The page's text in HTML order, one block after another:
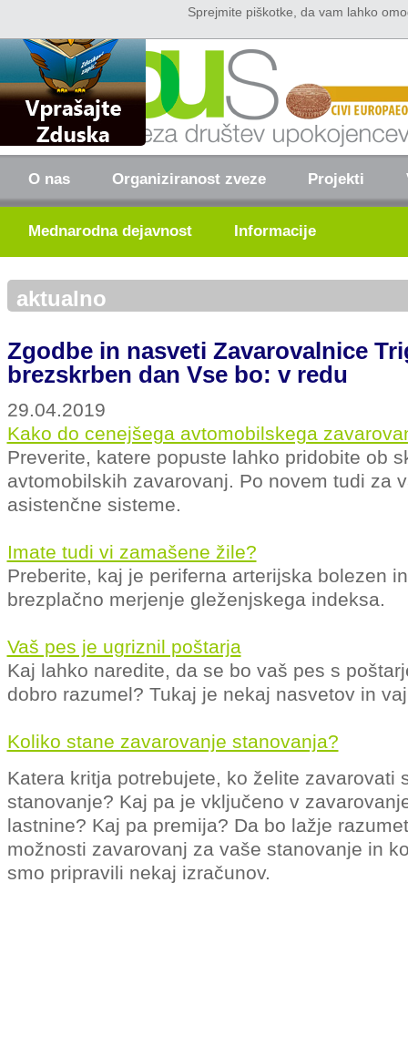
O nas Organiziranost zveze Projekti
Mednarodna dejavnost Informacije
aktualno
Zgodbe in nasveti Zavarovalnice
brezskrben dan Vse bo: v redu
29.04.2019
Kako do cenejšega avtomobilskega
Preverite, katere popuste lahko pridobite ob
avtomobilskih zavarovanj. Po novem tudi za
asistenčne sisteme.
Imate tudi vi zamašene žile?
Preberite, kaj je periferna arterijska bolezen
brezplačno merjenje gleženjskega indeksa.
Vaš pes je ugriznil poštarja
Kaj lahko naredite, da se bo vaš pes s
dobro razumel? Tukaj je nekaj nasvetov in
Koliko stane zavarovanje stanovanja?
Katera kritja potrebujete, ko želite zavarovati
stanovanje? Kaj pa je vključeno v
lastnine? Kaj pa premija? Da bo lažje
možnosti zavarovanj za vaše stanovanje in
smo pripravili nekaj izračunov.
Sprejmite piškotke, da vam lahko